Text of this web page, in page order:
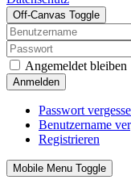
Off-Canvas Toggle
Angemeldet bleiben
Anmelden
Passwort
Benutzername
Registrieren
Mobile Menu Toggle